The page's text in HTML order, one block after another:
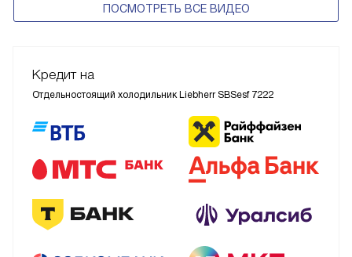
ПОСМОТРЕТЬ ВСЕ ВИДЕО
Кредит на
Отдельностоящий холодильник Liebherr SBSesf 7222